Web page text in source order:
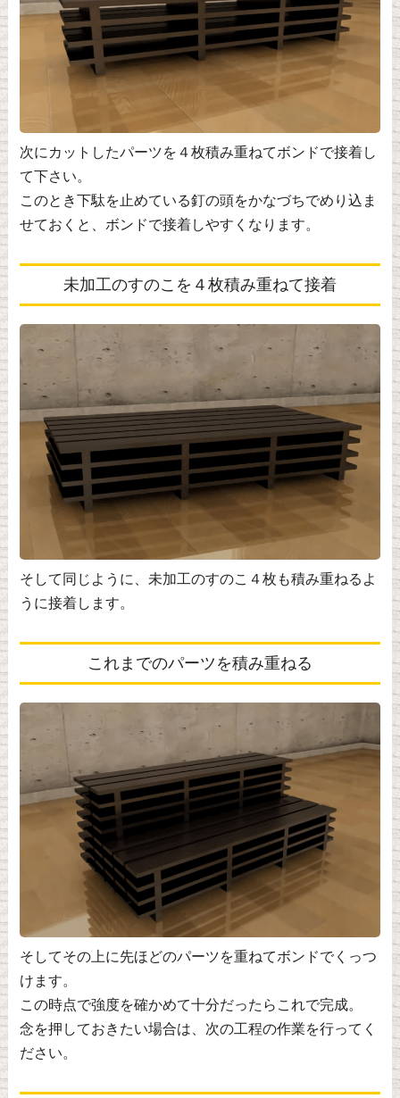
次にカットしたパーツを４枚積み重ねてボンドで接着し
て下さい。
このとき下駄を止めている釘の頭をかなづちでめり込ま
せておくと、ボンドで接着しやすくなります。
未加工のすのこを４枚積み重ねて接着
そして同じように、未加工のすのこ４枚も積み重ねるよ
うに接着します。
これまでのパーツを積み重ねる
そしてその上に先ほどのパーツを重ねてボンドでくっつ
けます。
この時点で強度を確かめて十分だったらこれで完成。
念を押しておきたい場合は、次の工程の作業を行ってく
ださい。